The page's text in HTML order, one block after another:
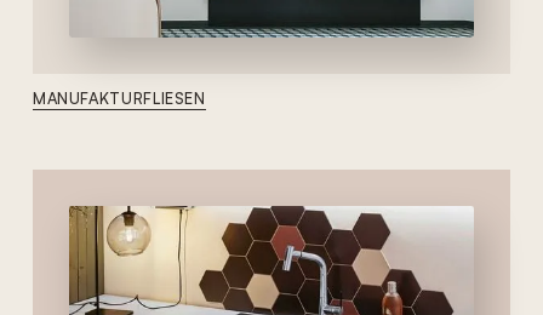
MANUFAKTURFLIESEN